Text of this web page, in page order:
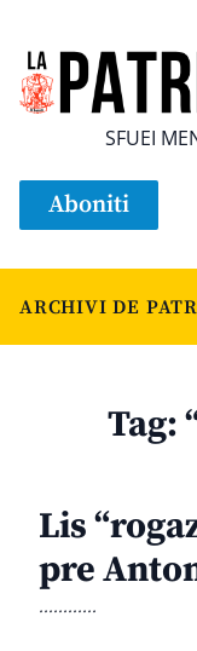
SFUEI
Aboniti
ARCHIVI DE
Tag:
Lis
pre
............